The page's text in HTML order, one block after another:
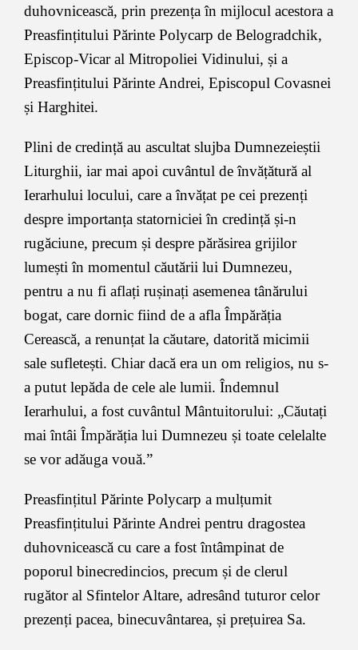
duhovnicească, prin prezența în mijlocul acestora a
Preasfințitului Părinte Polycarp de Belogradchik,
Episcop-Vicar al Mitropoliei Vidinului, și a
Preasfințitului Părinte Andrei, Episcopul Covasnei
și Harghitei.
Plini de credință au ascultat slujba Dumnezeieștii
Liturghii, iar mai apoi cuvântul de învățătură al
Ierarhului locului, care a învățat pe cei prezenți
despre importanța statorniciei în credință și-n
rugăciune, precum și despre părăsirea grijilor
lumești în momentul căutării lui Dumnezeu,
pentru a nu fi aflați rușinați asemenea tânărului
bogat, care dornic fiind de a afla Împărăția
Cerească, a renunțat la căutare, datorită micimii
sale sufletești. Chiar dacă era un om religios, nu s-
a putut lepăda de cele ale lumii. Îndemnul
Ierarhului, a fost cuvântul Mântuitorului: „Căutați
mai întâi Împărăția lui Dumnezeu și toate celelalte
se vor adăuga vouă.”
Preasfințitul Părinte Polycarp a mulțumit
Preasfințitului Părinte Andrei pentru dragostea
duhovnicească cu care a fost întâmpinat de
poporul binecredincios, precum și de clerul
rugător al Sfintelor Altare, adresând tuturor celor
prezenți pacea, binecuvântarea, și prețuirea Sa.